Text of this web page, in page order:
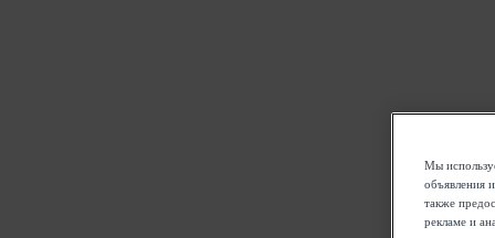
Мы
объявления
также
рекламе и